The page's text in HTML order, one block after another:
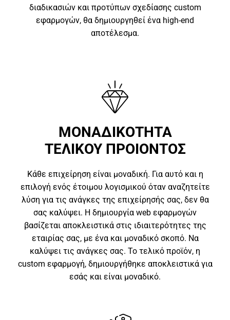
διαδικασιών και προτύπων σχεδίασης custom
εφαρμογών, θα δημιουργηθεί ένα high-end
αποτέλεσμα.
ΜΟΝΑΔΙΚΟΤΗΤΑ
ΤΕΛΙΚΟΥ ΠΡΟΙΟΝΤΟΣ
Κάθε επιχείρηση είναι μοναδική. Για αυτό και η
επιλογή ενός έτοιμου λογισμικού όταν αναζητείτε
λύση για τις ανάγκες της επιχείρησής σας, δεν θα
σας καλύψει. Η δημιουργία web εφαρμογών
βασίζεται αποκλειστικά στις ιδιαιτερότητες της
εταιρίας σας, με ένα και μοναδικό σκοπό. Να
καλύψει τις ανάγκες σας. Το τελικό προϊόν, η
custom εφαρμογή, δημιουργήθηκε αποκλειστικά για
εσάς και είναι μοναδικό.